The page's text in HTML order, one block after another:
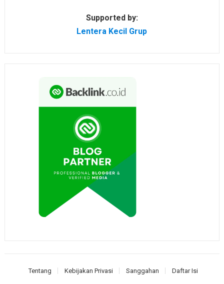
Supported by:
Lentera Kecil Grup
Tentang Kebijakan Privasi Sanggahan Daftar Isi